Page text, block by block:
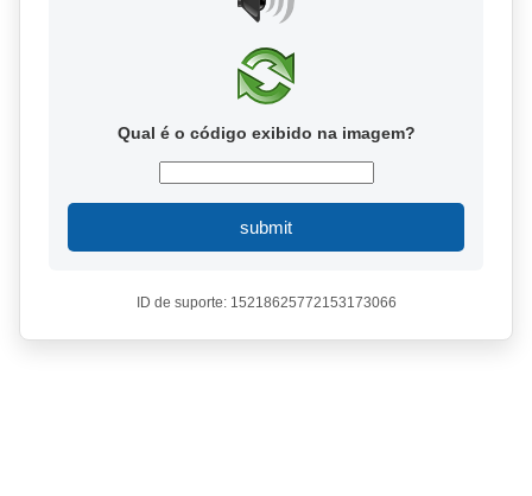
Qual é o código exibido na imagem?
submit
ID de suporte: 15218625772153173066